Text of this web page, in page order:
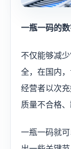
一瓶一码的
不仅能够减
全，在国内
经营者以次
质量不合格
一瓶一码就